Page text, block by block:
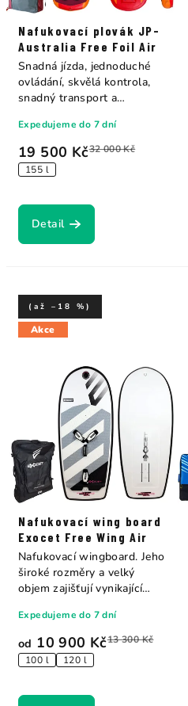
Nafukovací plovák JP-
Australia Free Foil Air
19 500 Kč32 000 Kč
155 l
Expedujeme do 7 dní
Detail
Snadná jízda, jednoduché
ovládání, skvělá kontrola,
snadný transport a
Akce
Nafukovací wing board
Exocet Free Wing Air
od 10 900 Kč13 300 Kč
(až –18 %)
100 l 120 l
Expedujeme do 7 dní
Nafukovací wingboard. Jeho
široké rozměry a velký
objem zajišťují vynikající